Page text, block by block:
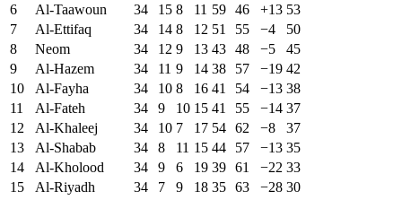
6
Al-Taawoun 34 15 8 11 59 46 +13 53
7
Al-Ettifaq 34 14 8 12 51 55 −4
50
8
Neom 34 12 9 13 43 48 −5
45
9
Al-Hazem 34 11 9 14 38 57 −19 42
10
Al-Fayha 34 10 8 16 41 54 −13 38
11
Al-Fateh 34 9 10 15 41 55 −14 37
12
Al-Khaleej 34 10 7 17 54 62 −8
37
13
Al-Shabab 34 8 11 15 44 57 −13 35
14
Al-Kholood 34 9 6 19 39 61 −22 33
15
Al-Riyadh 34 7 9 18 35 63 −28 30